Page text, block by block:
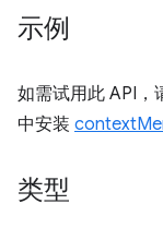
示例
如需试用此 API，
中安装
类型